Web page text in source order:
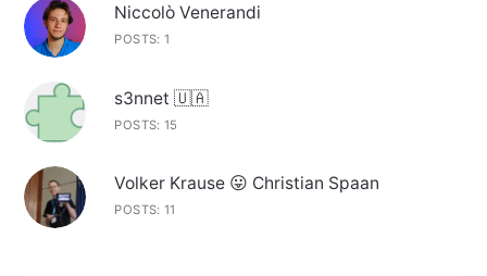
Niccolò Venerandi
POSTS: 1
s3nnet 🇺🇦
POSTS: 15
Volker Krause 😛 Christian Spaan
POSTS: 11